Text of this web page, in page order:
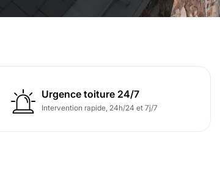
Urgence toiture 24/7
Intervention rapide, 24h/24 et 7j/7